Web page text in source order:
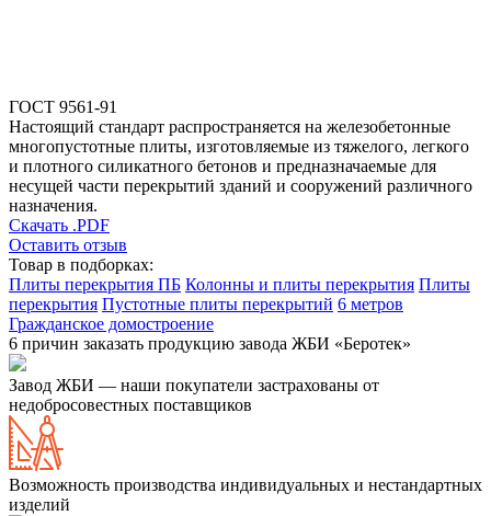
ГОСТ 9561-91
Настоящий стандарт распространяется на железобетонные
многопустотные плиты, изготовляемые из тяжелого, легкого
и плотного силикатного бетонов и предназначаемые для
несущей части перекрытий зданий и сооружений различного
назначения.
Скачать .PDF
Оставить отзыв
Товар в подборках:
Плиты перекрытия ПБ Колонны и плиты перекрытия Плиты
перекрытия Пустотные плиты перекрытий 6 метров
Гражданское домостроение
6 причин заказать продукцию завода ЖБИ «Беротек»
Завод ЖБИ — наши покупатели застрахованы от
недобросовестных поставщиков
Возможность производства индивидуальных и нестандартных
изделий